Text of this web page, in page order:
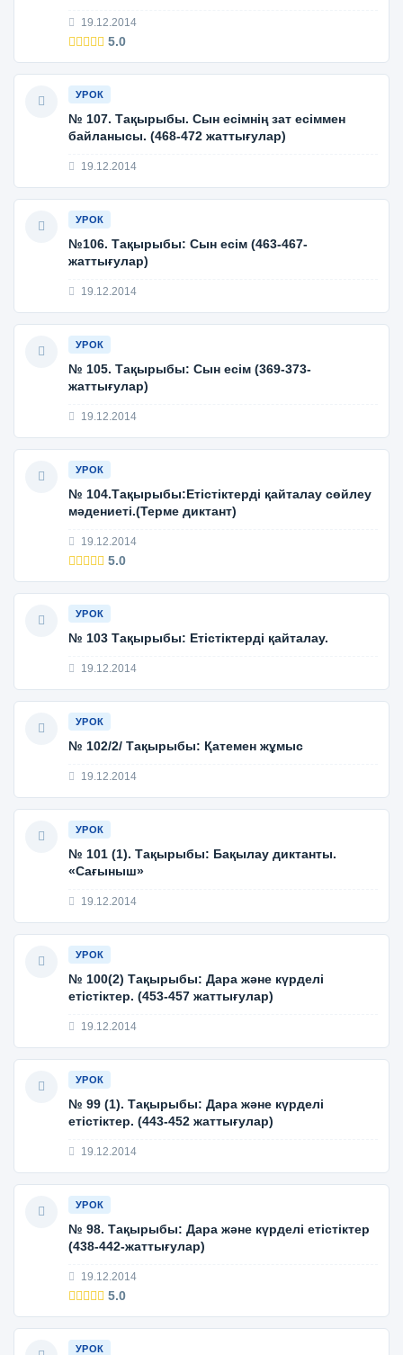
19.12.2014
5.0
УРОК
№ 107. Тақырыбы. Сын есімнің зат есіммен
байланысы. (468-472 жаттығулар)
19.12.2014
УРОК
№106. Тақырыбы: Сын есім (463-467-
жаттығулар)
19.12.2014
УРОК
№ 105. Тақырыбы: Сын есім (369-373-
жаттығулар)
19.12.2014
УРОК
№ 104.Тақырыбы:Етістіктерді қайталау сөйлеу
мәдениеті.(Терме диктант)
19.12.2014
5.0
УРОК
№ 103 Тақырыбы: Етістіктерді қайталау.
19.12.2014
УРОК
№ 102/2/ Тақырыбы: Қатемен жұмыс
19.12.2014
УРОК
№ 101 (1). Тақырыбы: Бақылау диктанты.
«Сағыныш»
19.12.2014
УРОК
№ 100(2) Тақырыбы: Дара және күрделі
етістіктер. (453-457 жаттығулар)
19.12.2014
УРОК
№ 99 (1). Тақырыбы: Дара және күрделі
етістіктер. (443-452 жаттығулар)
19.12.2014
УРОК
№ 98. Тақырыбы: Дара және күрделі етістіктер
(438-442-жаттығулар)
19.12.2014
5.0
УРОК